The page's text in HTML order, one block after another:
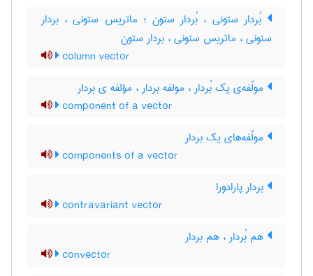
بُردار ستونی ، بُردار ستون ؛ ماتریس ستونی ، بردار
ستونی ، ماتریس ستونی ، بردار ستون
column vector
مولّفه‌ی یک بُردار ، مولفه بردار ، مؤلفه ی بردار
component of a vector
مولّفه‌های یک بردار
components of a vector
بردار پارادورا
contravariant vector
هم بُردار ، هم بردار
convector